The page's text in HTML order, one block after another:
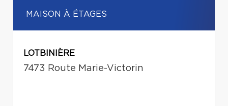
MAISON À ÉTAGES
LOTBINIÈRE
7473 Route Marie-Victorin